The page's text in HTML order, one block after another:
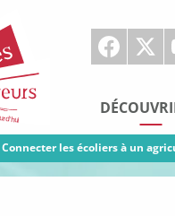
Connecter les écoliers à un